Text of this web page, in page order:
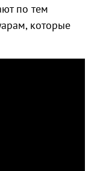
по тем
которые